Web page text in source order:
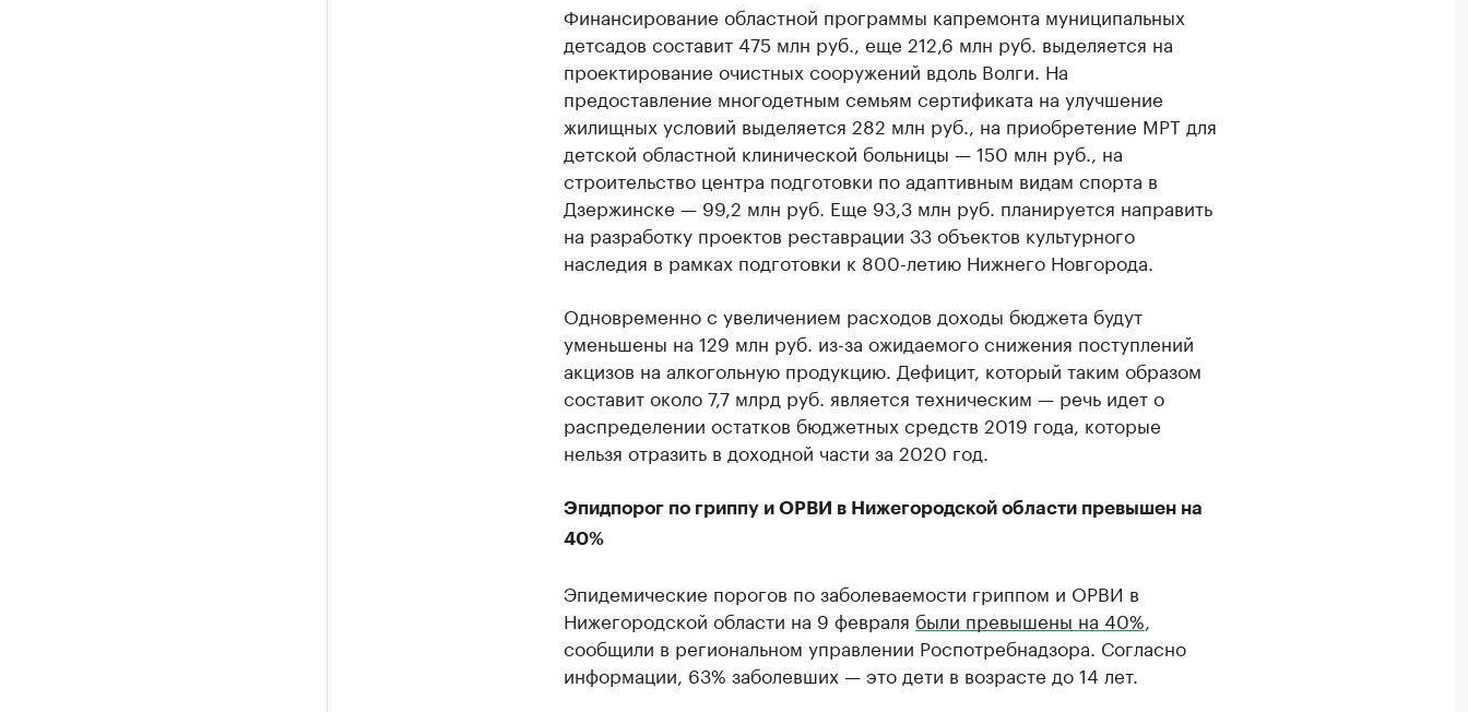
Финансирование областной программы капремонта муниципальных
детсадов составит 475 млн руб., еще 212,6 млн руб. выделяется на
проектирование очистных сооружений вдоль Волги. На
предоставление многодетным семьям сертификата на улучшение
жилищных условий выделяется 282 млн руб., на приобретение МРТ для
детской областной клинической больницы — 150 млн руб., на
строительство центра подготовки по адаптивным видам спорта в
Дзержинске — 99,2 млн руб. Еще 93,3 млн руб. планируется направить
на разработку проектов реставрации 33 объектов культурного
наследия в рамках подготовки к 800-летию Нижнего Новгорода.
Одновременно с увеличением расходов доходы бюджета будут
уменьшены на 129 млн руб. из-за ожидаемого снижения поступлений
акцизов на алкогольную продукцию. Дефицит, который таким образом
составит около 7,7 млрд руб. является техническим — речь идет о
распределении остатков бюджетных средств 2019 года, которые
нельзя отразить в доходной части за 2020 год.
Эпидпорог по гриппу и ОРВИ в Нижегородской области превышен на
40%
Эпидемические порогов по заболеваемости гриппом и ОРВИ в
Нижегородской области на 9 февраля были превышены на 40%
сообщили в региональном управлении Роспотребнадзора. Согласно
информации, 63% заболевших — это дети в возрасте до 14 лет.